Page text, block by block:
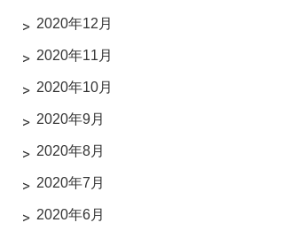
2020年12月
2020年11月
2020年10月
2020年9月
2020年8月
2020年7月
2020年6月